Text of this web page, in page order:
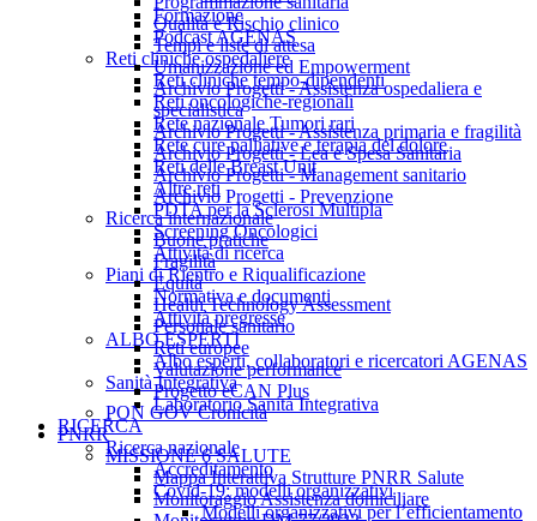
Qualità e Rischio clinico
Tempi e liste di attesa
Umanizzazione ed Empowerment
Archivio Progetti - Assistenza ospedaliera e
specialistica
Archivio Progetti - Assistenza primaria e fragilità
Archivio Progetti - Lea e Spesa Sanitaria
Archivio Progetti - Management sanitario
Archivio Progetti - Prevenzione
Ricerca internazionale
Buone pratiche
Fragilità
Equità
Health Technology Assessment
Personale sanitario
Reti europee
Valutazione performance
Progetto eCAN Plus
PON GOV Cronicità
PNRR
MISSIONE 6 SALUTE
Mappa Interattiva Strutture PNRR Salute
Monitoraggio Assistenza domiciliare
Formazione
Podcast AGENAS
Reti cliniche ospedaliere
Reti cliniche tempo-dipendenti
Reti oncologiche-regionali
Rete nazionale Tumori rari
Rete cure palliative e terapia del dolore
Reti delle Breast Unit
Altre reti
PDTA per la Sclerosi Multipla
Screening Oncologici
Attività di ricerca
Piani di Rientro e Riqualificazione
Normativa e documenti
Attività pregresse
ALBO ESPERTI
Albo esperti, collaboratori e ricercatori AGENAS
Sanità Integrativa
Laboratorio Sanità Integrativa
RICERCA
Ricerca nazionale
Accreditamento
Covid-19: modelli organizzativi
Modelli organizzativi per l’efficientamento